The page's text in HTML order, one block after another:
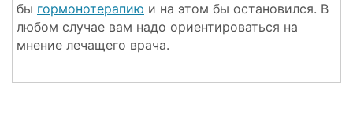
бы гормонотерапию и на этом бы остановился. В
любом случае вам надо ориентироваться на
мнение лечащего врача.